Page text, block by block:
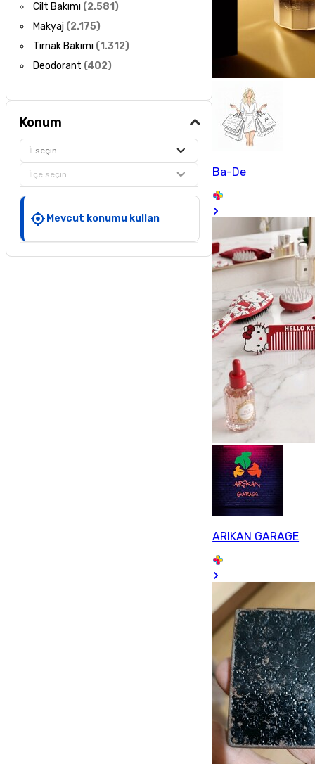
Cilt Bakımı (2.581)
Makyaj (2.175)
Tırnak Bakımı (1.312)
Deodorant (402)
Konum
İl seçin
İlçe seçin
Mevcut konumu kullan
Ba-De
ARIKAN GARAGE